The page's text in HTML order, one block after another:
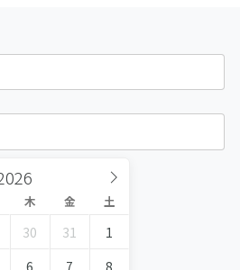
木 金 土
30 31
1
6 7
8